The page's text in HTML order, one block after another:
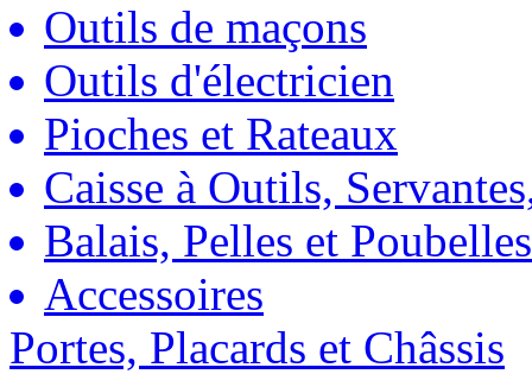
Outils de maçons
Outils d'électricien
Pioches et Rateaux
Caisse à Outils,
Balais, Pelles et Poubelles
Accessoires
Portes, Placards et Châssis